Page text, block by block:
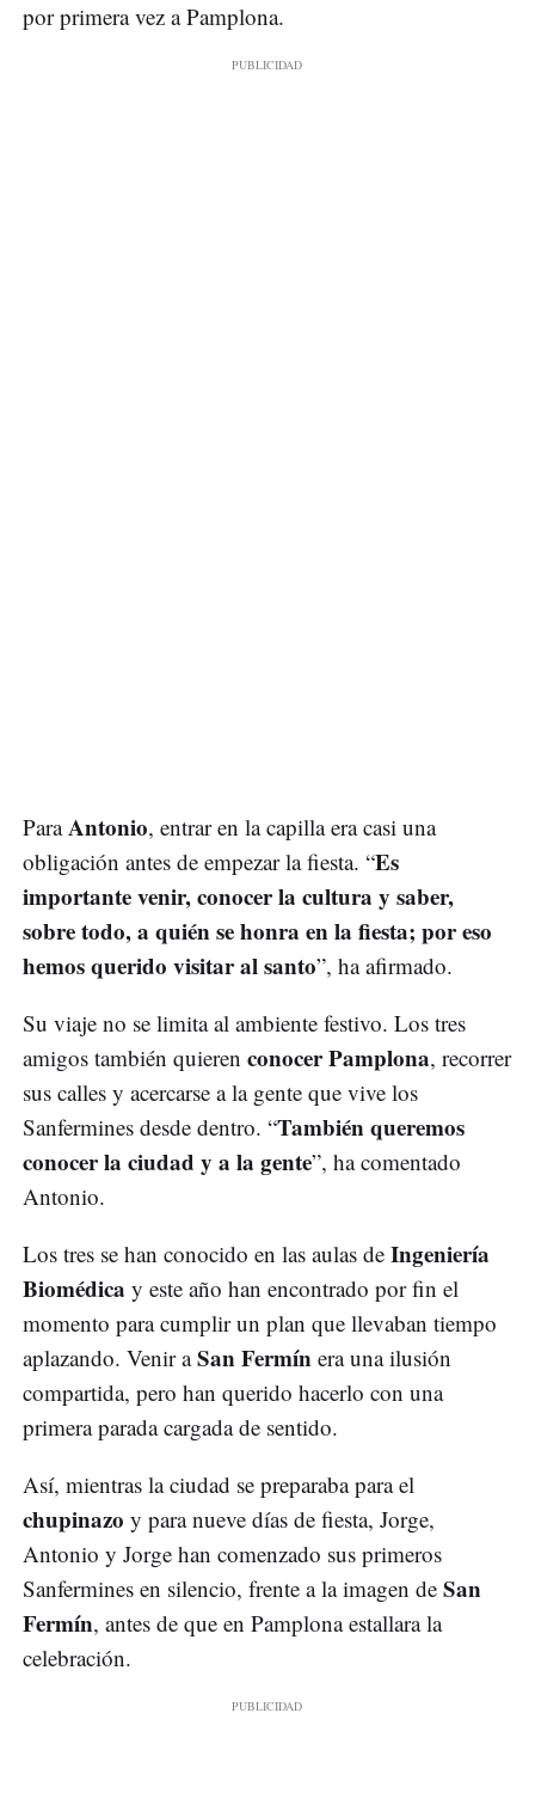
por primera vez a Pamplona.
ParaAntonio, entrar en la capilla era casi una
obligación antes de empezar la fiesta. “Es
importante venir, conocer la cultura y saber,
sobre todo, a quién se honra en la fiesta; por eso
hemos querido visitar al santo”, ha afirmado.
Su viaje no se limita al ambiente festivo. Los tres
amigos también quieren conocer Pamplona, recorrer
sus calles y acercarse a la gente que vive los
Sanfermines desde dentro. “También queremos
conocer la ciudad y a la gente”, ha comentado
Antonio.
Los tres se han conocido en las aulas de Ingeniería
Biomédica y este año han encontrado por fin el
momento para cumplir un plan que llevaban tiempo
aplazando. Venir aSan Fermín era una ilusión
compartida, pero han querido hacerlo con una
primera parada cargada de sentido.
Así, mientras la ciudad se preparaba para el
chupinazo y para nueve días de fiesta, Jorge,
Antonio y Jorge han comenzado sus primeros
Sanfermines en silencio, frente a la imagen de San
Fermín, antes de que en Pamplona estallara la
celebración.